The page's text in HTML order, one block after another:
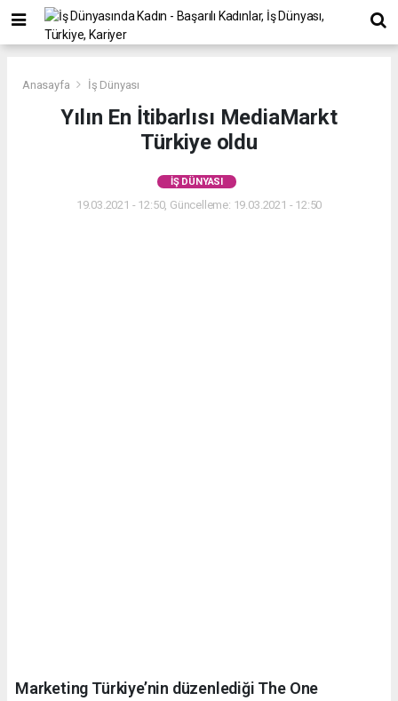
Anasayfa İş Dünyası
Yılın En İtibarlısı MediaMarkt
Türkiye oldu
İŞ DÜNYASI
19.03.2021 - 12:50, Güncelleme: 19.03.2021 - 12:50
Marketing Türkiye’nin düzenlediği The One